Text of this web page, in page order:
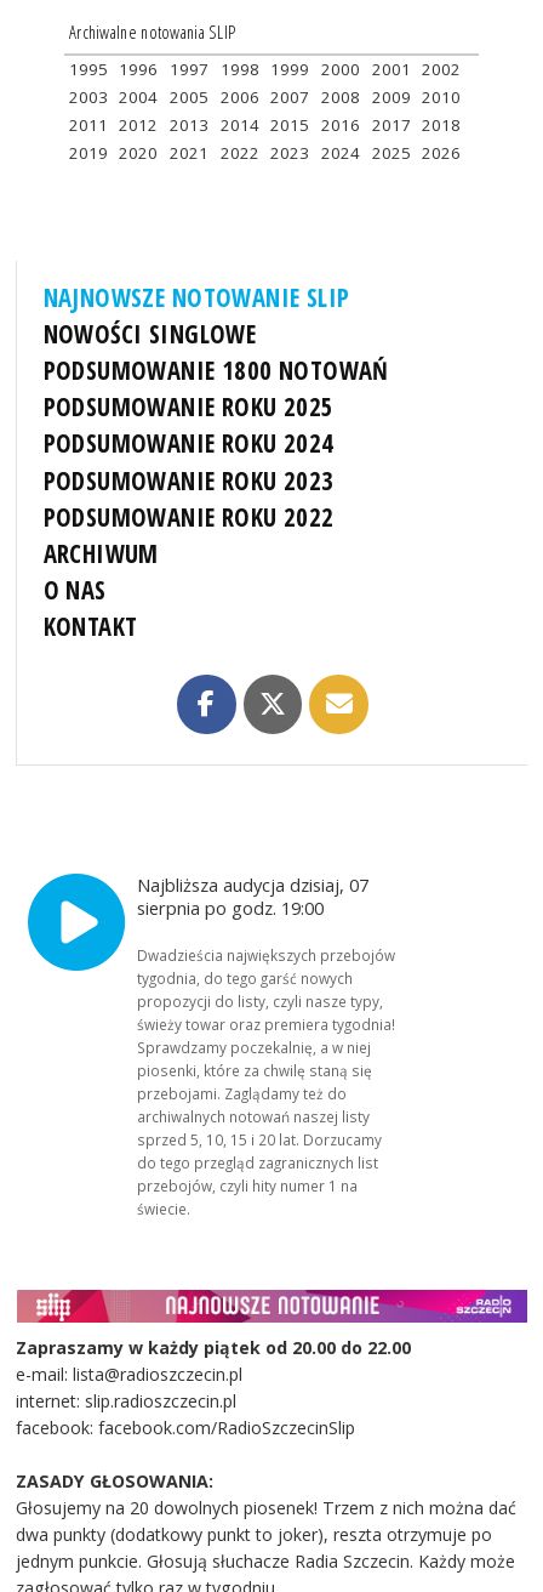
Archiwalne notowania SLIP
1995 1996 1997 1998 1999 2000 2001
2002
2003 2004 2005 2006 2007 2008 2009 2010
2011
2012 2013 2014 2015 2016 2017 2018
2019 2020 2021 2022 2023 2024 2025 2026
NAJNOWSZE NOTOWANIE SLIP
NOWOŚCI SINGLOWE
PODSUMOWANIE 1800 NOTOWAŃ
PODSUMOWANIE ROKU 2025
PODSUMOWANIE ROKU 2024
PODSUMOWANIE ROKU 2023
PODSUMOWANIE ROKU 2022
ARCHIWUM
O NAS
KONTAKT
Najbliższa audycja dzisiaj, 07
sierpnia po godz. 19:00
Dwadzieścia największych przebojów
tygodnia, do tego garść nowych
propozycji do listy, czyli nasze typy,
świeży towar oraz premiera tygodnia!
Sprawdzamy poczekalnię, a w niej
piosenki, które za chwilę staną się
przebojami. Zaglądamy też do
archiwalnych notowań naszej listy
sprzed 5, 10, 15 i 20 lat. Dorzucamy
do tego przegląd zagranicznych list
przebojów, czyli hity numer 1 na
świecie.
Zapraszamy w każdy piątek od 20.00 do 22.00
e-mail: lista@radioszczecin.pl
internet: slip.radioszczecin.pl
facebook: facebook.com/RadioSzczecinSlip
ZASADY GŁOSOWANIA:
Głosujemy na 20 dowolnych piosenek! Trzem z nich można dać
dwa punkty (dodatkowy punkt to joker), reszta otrzymuje po
jednym punkcie. Głosują słuchacze Radia Szczecin. Każdy może